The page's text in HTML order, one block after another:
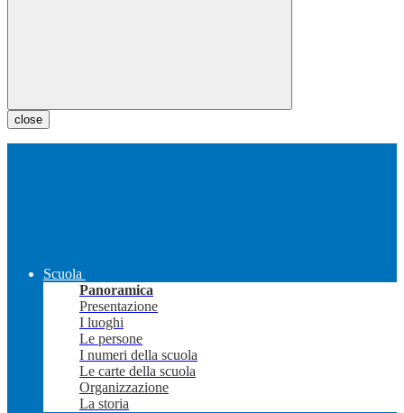
close
Scuola
Panoramica
Presentazione
I luoghi
Le persone
I numeri della scuola
Le carte della scuola
Organizzazione
La storia